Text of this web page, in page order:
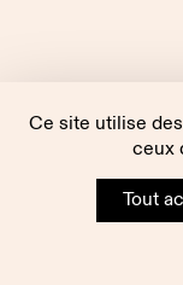
Ce site utilise
ceux
Tout